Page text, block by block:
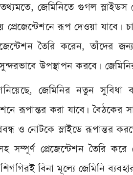
জেমিনিতে গুগল স্লাইডস
প্রেজেন্টেশনে রূপ দেওয়া যাবে।
তৈরি করেন, তাঁদের
উপস্থাপন করবে।
জেমিনির নতুন সুবিধা
রূপান্তর করা যাবে। বৈঠকের
ও নোটকে স্লাইডে রূপান্তর
সম্পূর্ণ প্রেজেন্টেশন তৈরি
বিনা মূল্যে জেমিনি